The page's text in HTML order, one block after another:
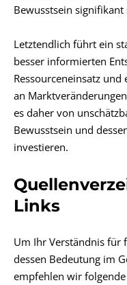
Bewusstsein signifikant
Letztendlich führt ein
besser informierten
Ressourceneinsatz
an
es daher von
Bewusstsein und
investieren.
Links
Um Ihr Verständnis für
dessen Bedeutung im
empfehlen wir folgende